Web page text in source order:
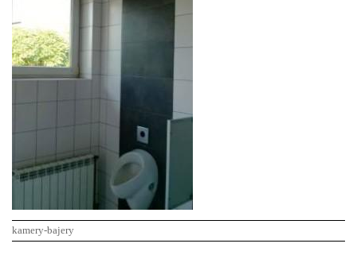
kamery-bajery